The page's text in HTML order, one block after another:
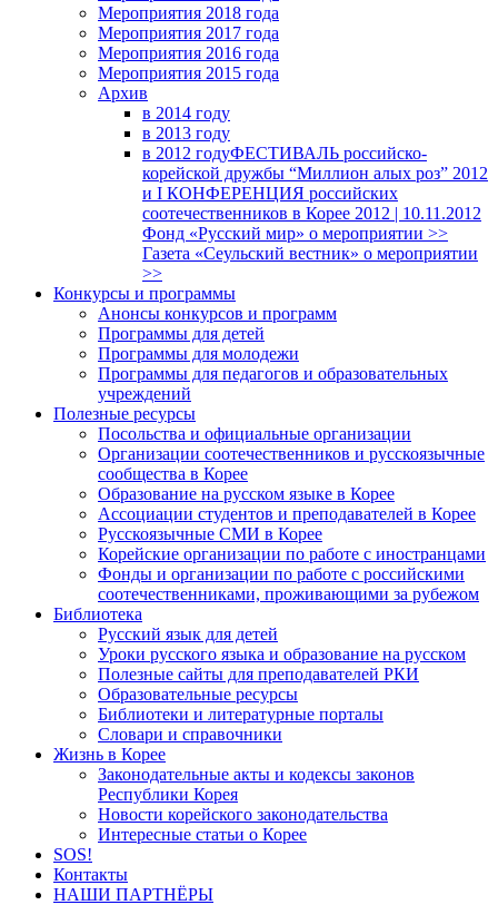
Мероприятия 2018 годa
Мероприятия 2017 года
Мероприятия 2016 года
Мероприятия 2015 года
Архив
в 2014 году
в 2013 году
в 2012 годуФЕСТИВАЛЬ российско-
корейской дружбы “Миллион алых роз” 2012
и I КОНФЕРЕНЦИЯ российских
соотечественников в Корее 2012 | 10.11.2012
Фонд «Русский мир» о мероприятии >>
Газета «Сеульский вестник» о мероприятии
>>
Конкурсы и программы
Анонсы конкурсов и программ
Программы для детей
Программы для молодежи
Программы для педагогов и образовательных
учреждений
Полезные ресурсы
Посольства и официальные организации
Организации соотечественников и русскоязычные
сообщества в Корее
Образование на русском языке в Корее
Ассоциации студентов и преподавателей в Корее
Русскоязычные СМИ в Корее
Корейские организации по работе с иностранцами
Фонды и организации по работе с российскими
соотечественниками, проживающими за рубежом
Библиотека
Русский язык для детей
Уроки русского языка и образование на русском
Полезные сайты для преподавателей РКИ
Образовательные ресурсы
Библиотеки и литературные порталы
Словари и справочники
Жизнь в Корее
Законодательные акты и кодексы законов
Республики Корея
Новости корейского законодательства
Интересные статьи о Корее
SOS!
Контакты
НАШИ ПАРТНЁРЫ